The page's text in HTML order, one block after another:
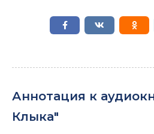
Аннотация к
Клыка"